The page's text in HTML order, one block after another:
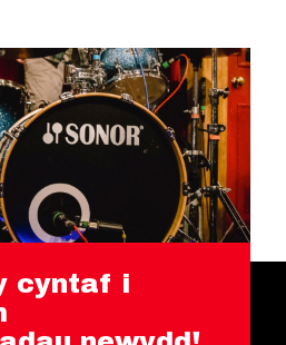
cyntaf i